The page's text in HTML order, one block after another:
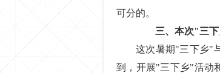
可分的。
三、本次"三下
这次暑期"三下乡"
到，开展"三下乡"活动